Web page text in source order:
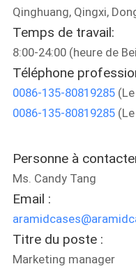
PROPOS
DE
NOUS
DE
QUALITÉ
NOUS
CONTACTER
Qinghuang, Qingxi,
Temps de travail:
8:00-24:00 (heure de
Téléphone
0086-135-80819285(Le
0086-135-80819285(Le
Personne à
Ms. Candy Tang
Email :
Titre du poste :
Marketing manager